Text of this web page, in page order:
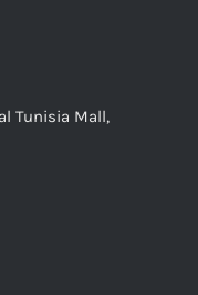
Tunisia Mall,